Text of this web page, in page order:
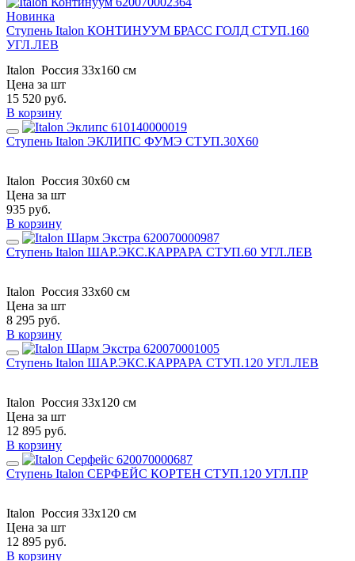
Новинка
Ступень Italon КОНТИНУУМ БРАСС ГОЛД СТУП.160
УГЛ.ЛЕВ
Italon Россия 33x160 см
Цена за шт
15 520 руб.
В корзину
Ступень Italon ЭКЛИПС ФУМЭ СТУП.30X60
Italon Россия 30x60 см
Цена за шт
935 руб.
В корзину
Ступень Italon ШАР.ЭКС.КАРРАРА СТУП.60 УГЛ.ЛЕВ
Italon Россия 33x60 см
Цена за шт
8 295 руб.
В корзину
Ступень Italon ШАР.ЭКС.КАРРАРА СТУП.120 УГЛ.ЛЕВ
Italon Россия 33x120 см
Цена за шт
12 895 руб.
В корзину
Ступень Italon СЕРФЕЙС КОРТЕН СТУП.120 УГЛ.ПР
Italon Россия 33x120 см
Цена за шт
12 895 руб.
В корзину